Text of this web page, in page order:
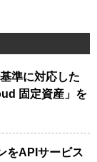
準に対応した
固定資産」を
をAPIサービス